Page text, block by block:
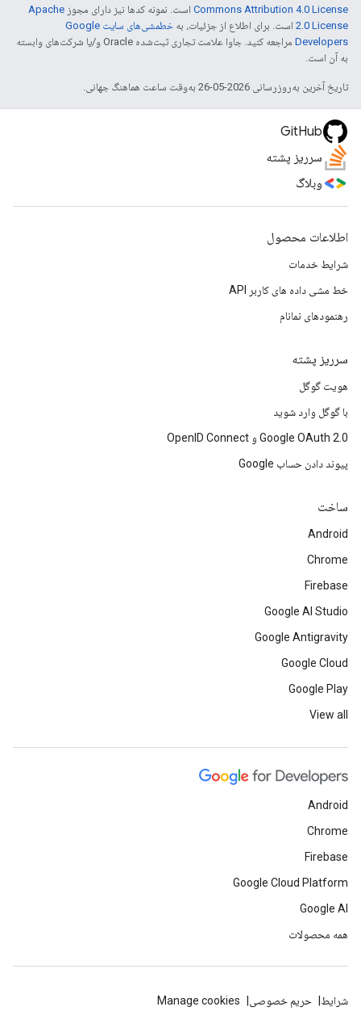
Commons Attribution 4.0 License است. نمونه کدها نیز دارای مجوز Apache
2.0 License است. برای اطلاع از جزئیات، به
خطمشی‌های سایت Google
Developers‏
مراجعه کنید. جاوا علامت تجاری ثبت‌شده Oracle و/یا شرکت‌های وابسته
به آن است.
تاریخ آخرین به‌روزرسانی 2026-05-26 به‌وقت ساعت هماهنگ جهانی.
GitHub
سرریز پشته
وبلاگ
اطلاعات محصول
شرایط خدمات
خط مشی داده های کاربر API
رهنمودهای نمانام
سرریز پشته
هویت گوگل
با گوگل وارد شوید
Google OAuth 2.0 و OpenID Connect
پیوند دادن حساب Google
ساخت
Android
Chrome
Firebase
Google AI Studio
Google Antigravity
Google Cloud
Google Play
View all
Android
Chrome
Firebase
Google Cloud Platform
Google AI
همه محصولات
شرایط حریم خصوصی Manage cookies